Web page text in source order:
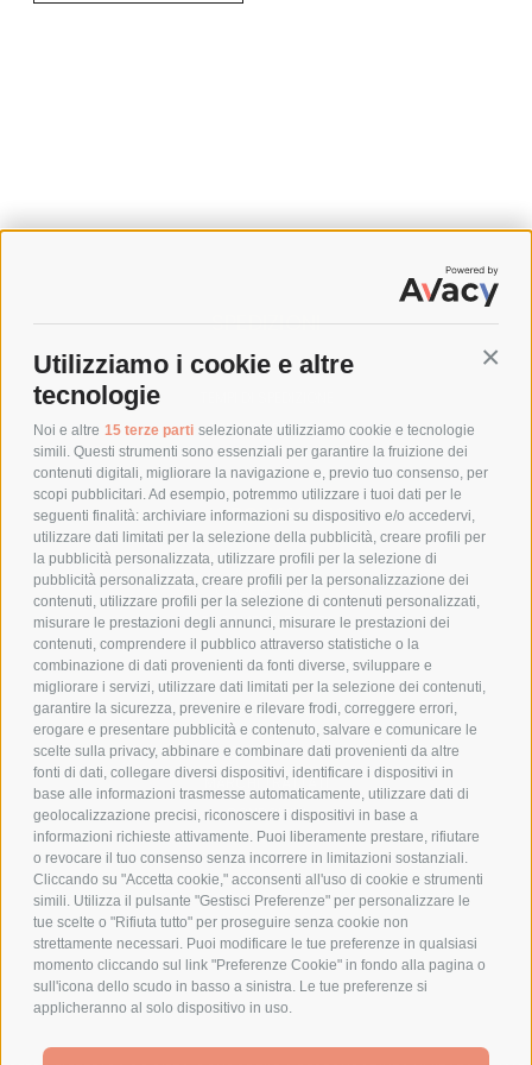
Utilizziamo i cookie e altre
tecnologie
Noi e altre 15 terze parti selezionate utilizziamo cookie e tecnologie
simili. Questi strumenti sono essenziali per garantire la fruizione dei
contenuti digitali, migliorare la navigazione e, previo tuo consenso, per
scopi pubblicitari. Ad esempio, potremmo utilizzare i tuoi dati per le
seguenti finalità: archiviare informazioni su dispositivo e/o accedervi,
utilizzare dati limitati per la selezione della pubblicità, creare profili per
la pubblicità personalizzata, utilizzare profili per la selezione di
pubblicità personalizzata, creare profili per la personalizzazione dei
contenuti, utilizzare profili per la selezione di contenuti personalizzati,
misurare le prestazioni degli annunci, misurare le prestazioni dei
contenuti, comprendere il pubblico attraverso statistiche o la
combinazione di dati provenienti da fonti diverse, sviluppare e
migliorare i servizi, utilizzare dati limitati per la selezione dei contenuti,
garantire la sicurezza, prevenire e rilevare frodi, correggere errori,
erogare e presentare pubblicità e contenuto, salvare e comunicare le
scelte sulla privacy, abbinare e combinare dati provenienti da altre
fonti di dati, collegare diversi dispositivi, identificare i dispositivi in
base alle informazioni trasmesse automaticamente, utilizzare dati di
geolocalizzazione precisi, riconoscere i dispositivi in base a
informazioni richieste attivamente. Puoi liberamente prestare, rifiutare
o revocare il tuo consenso senza incorrere in limitazioni sostanziali.
Cliccando su "Accetta cookie," acconsenti all'uso di cookie e strumenti
simili. Utilizza il pulsante "Gestisci Preferenze" per personalizzare le
tue scelte o "Rifiuta tutto" per proseguire senza cookie non
strettamente necessari. Puoi modificare le tue preferenze in qualsiasi
momento cliccando sul link "Preferenze Cookie" in fondo alla pagina o
sull'icona dello scudo in basso a sinistra. Le tue preferenze si
applicheranno al solo dispositivo in uso.
SPEDIZIONI
COSTI DI SPEDIZIONE
POLITICA DI RESO
POLICY
PRIVACY POLICY
COOKIE POLICY
PAGAMENTI SICURI
AZIENDA
CHI SIAMO
MARCHI TRATTATI
CONDOMINI
Bonifico
Bancario